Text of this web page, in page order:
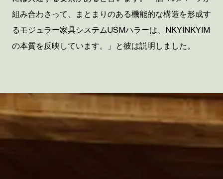
組み合わさって、まとまりのある機能的な構造を形成す
るモジュラー家具システムUSMハラーは、 NKYINKYIM
の本質を反映しています。」と彼は説明しました。